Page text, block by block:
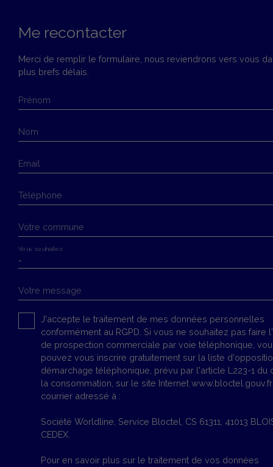
Menu
Me recontacter
Merci de remplir le formulaire, nous reviendrons vers vous
plus brefs délais.
Prénom
Nom
Email
Téléphone
Votre commune
-
Vous souhaitez
Votre message
J'accepte le traitement de mes données personnelles
conformément au RGPD. Si vous ne souhaitez pas faire
de prospection commerciale par voie téléphonique,
pouvez vous inscrire gratuitement sur la liste
démarchage téléphonique, prévu par l'article L223-1 du
la consommation, sur le site Internet
courrier adressé à :
Société Worldline, Service Bloctel, CS 61311, 41013
CEDEX.
Pour en savoir plus sur le traitement de vos données